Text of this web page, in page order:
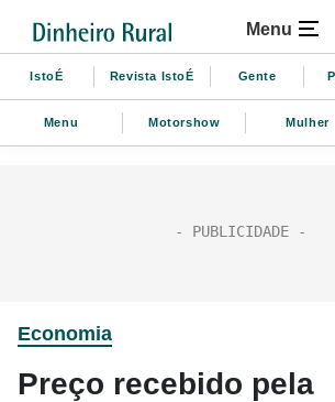
Menu
IstoÉ Revista IstoÉ Gente
Menu Motorshow Mulher
Economia
Preço recebido pela